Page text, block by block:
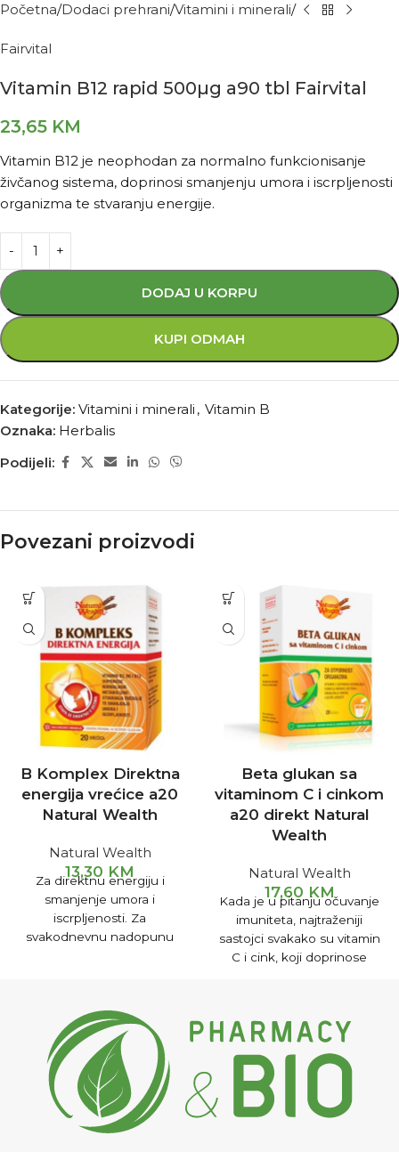
Početna Dodaci prehrani Vitamini i minerali
Fairvital
Vitamin B12 rapid 500µg a90 tbl Fairvital
23,65 KM
Vitamin B12 je neophodan za normalno funkcionisanje
živčanog sistema, doprinosi smanjenju umora i iscrpljenosti
organizma te stvaranju energije.
DODAJ U KORPU
KUPI ODMAH
Kategorije: Vitamini i minerali , Vitamin B
Oznaka: Herbalis
Podijeli:
Povezani proizvodi
B Komplex Direktna
energija vrećice a20
Natural Wealth
Natural Wealth
13,30 KM
Za direktnu energiju i
smanjenje umora i
iscrpljenosti. Za
svakodnevnu nadopunu
Beta glukan sa
vitaminom C i cinkom
a20 direkt Natural
Wealth
Natural Wealth
17,60 KM
Kada je u pitanju očuvanje
imuniteta, najtraženiji
sastojci svakako su vitamin
C i cink, koji doprinose